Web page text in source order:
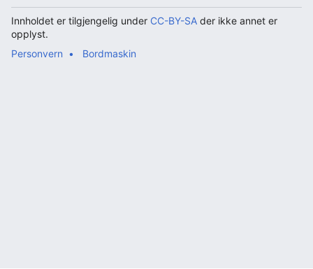
Innholdet er tilgjengelig under CC-BY-SA der ikke annet er
opplyst.
Personvern
Bordmaskin